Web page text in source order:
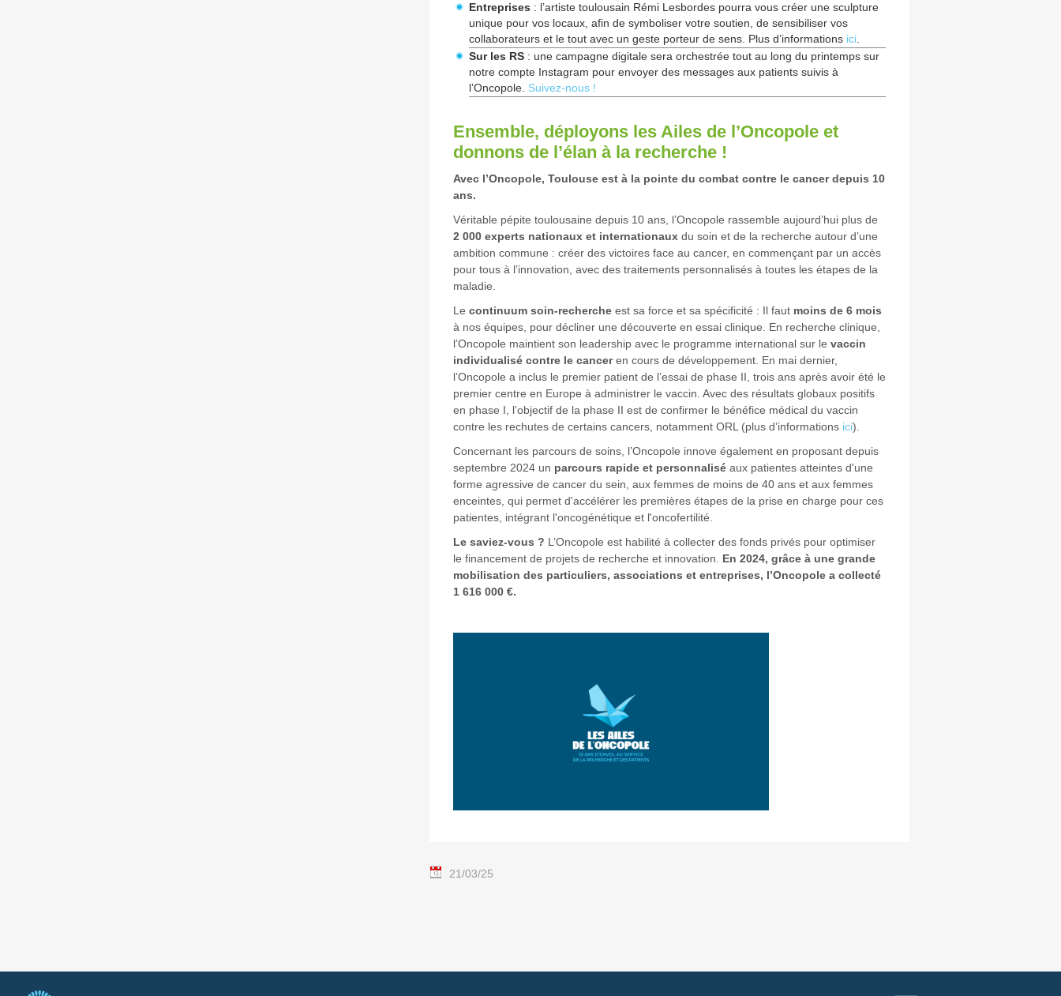
Entreprises : l’artiste toulousain Rémi Lesbordes pourra vous créer une sculpture
unique pour vos locaux, afin de symboliser votre soutien, de sensibiliser vos
collaborateurs et le tout avec un geste porteur de sens. Plus d’informations ici.
Sur les RS: une campagne digitale sera orchestrée tout au long du printemps sur
notre compte Instagram pour envoyer des messages aux patients suivis à
l’Oncopole. Suivez-nous !
Ensemble, déployons les Ailes de l’Oncopole et
donnons de l’élan à la recherche !
Avec l’Oncopole, Toulouse est à la pointe du combat contre le cancer depuis 10
ans.
Véritable pépite toulousaine depuis 10 ans, l’Oncopole rassemble aujourd’hui plus de
2 000 experts nationaux et internationauxdu soin et de la recherche autour d’une
ambition commune : créer des victoires face au cancer, en commençant par un accès
pour tous à l’innovation, avec des traitements personnalisés à toutes les étapes de la
maladie.
Le continuum soin-rechercheest sa force et sa spécificité : Il faut moins de 6 mois
à nos équipes, pour décliner une découverte en essai clinique. En recherche clinique,
l’Oncopole maintient son leadership avec le programme international sur le vaccin
individualisé contre le canceren cours de développement. En mai dernier,
l’Oncopole a inclus le premier patient de l’essai de phase II, trois ans après avoir été le
premier centre en Europe à administrer le vaccin. Avec des résultats globaux positifs
en phase I, l’objectif de la phase II est de confirmer le bénéfice médical du vaccin
contre les rechutes de certains cancers, notamment ORL (plus d’informations ici).
Concernant les parcours de soins, l’Oncopole innove également en proposant depuis
septembre 2024 un parcours rapide et personnaliséaux patientes atteintes d'une
forme agressive de cancer du sein, aux femmes de moins de 40 ans et aux femmes
enceintes, qui permet d'accélérer les premières étapes de la prise en charge pour ces
patientes, intégrant l'oncogénétique et l'oncofertilité.
Le saviez-vous ? L’Oncopole est habilité à collecter des fonds privés pour optimiser
le financement de projets de recherche et innovation. En 2024, grâce à une grande
mobilisation des particuliers, associations et entreprises, l’Oncopole a collecté
1 616 000 €.
21/03/25